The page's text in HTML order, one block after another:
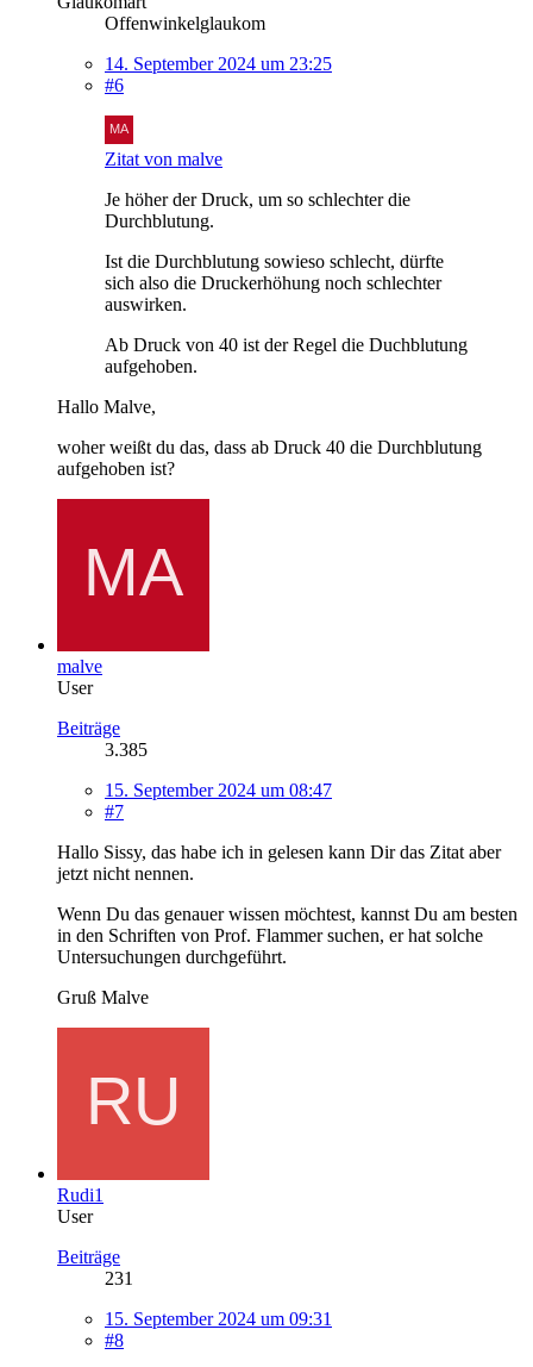
Offenwinkelglaukom
14. September 2024 um 23:25
#6
Zitat von malve
Je höher der Druck, um so schlechter die
Durchblutung.
Ist die Durchblutung sowieso schlecht, dürfte
sich also die Druckerhöhung noch schlechter
auswirken.
Ab Druck von 40 ist der Regel die Duchblutung
aufgehoben.
Hallo Malve,
woher weißt du das, dass ab Druck 40 die Durchblutung
aufgehoben ist?
malve
User
Beiträge
3.385
15. September 2024 um 08:47
#7
Hallo Sissy, das habe ich in gelesen kann Dir das Zitat aber
jetzt nicht nennen.
Wenn Du das genauer wissen möchtest, kannst Du am besten
in den Schriften von Prof. Flammer suchen, er hat solche
Untersuchungen durchgeführt.
Gruß Malve
Rudi1
User
Beiträge
231
15. September 2024 um 09:31
#8